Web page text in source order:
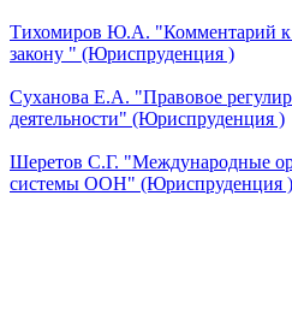
Тихомиров Ю.А. "Комментарий к
закону " (Юриспруденция )
Суханова Е.А. "Правовое
деятельности" (Юриспруденция )
Шеретов С.Г. "Международные
системы ООН" (Юриспруденция )